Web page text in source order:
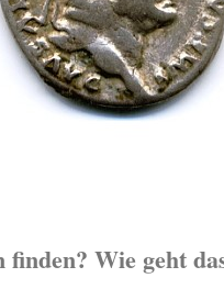
finden? Wie geht